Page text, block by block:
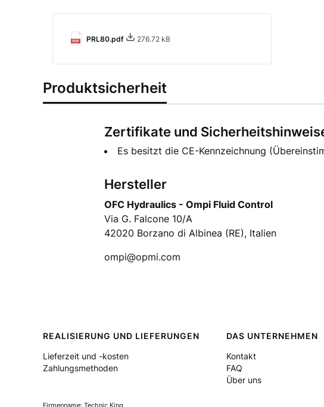
PRL80.pdf 276.72 kB
Produktsicherheit
Zertifikate und
Es besitzt die CE-Kennzeichnung
Hersteller
OFC Hydraulics - Ompi Fluid Control
Via G. Falcone 10/A
42020 Borzano di Albinea (RE), Italien
ompi@opmi.com
Fußzeilenmenü
REALISIERUNG UND LIEFERUNGEN
Lieferzeit und -kosten
Zahlungsmethoden
DAS UNTERNEHMEN
Kontakt
FAQ
Über uns